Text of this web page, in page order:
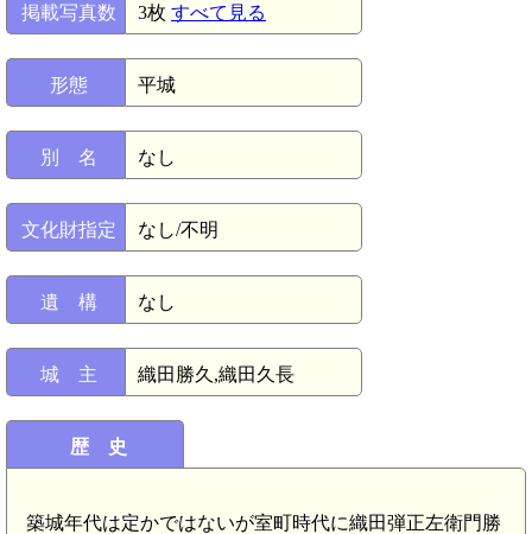
掲載写真数 3枚 すべて見る
形態 平城
別 名 なし
文化財指定 なし/不明
遺 構 なし
城 主 織田勝久,織田久長
歴 史
築城年代は定かではないが室町時代に織田弾正左衛門勝